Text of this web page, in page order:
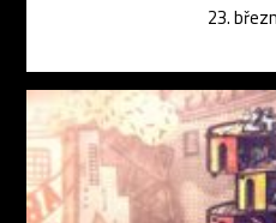
23.